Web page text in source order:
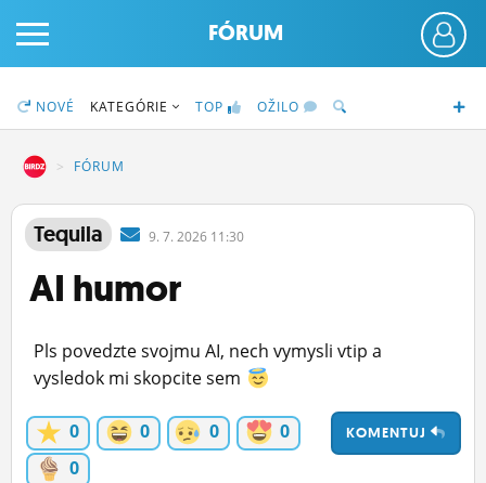
PRIHLÁS SA
ČINŽIAK
STATUSY
BLOGY
FÓRUM
NOVÉ KATEGÓRIE TOP OŽILO
FÓRUM
Tequila 9. 7. 2026 11:30
AI humor
Pls povedzte svojmu AI, nech vymysli vtip a
vysledok mi skopcite sem
KOMENTUJ
0 0 0
0
0